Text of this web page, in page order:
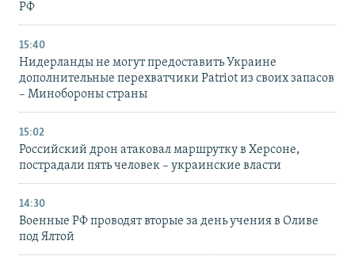
РФ
15:40
Нидерланды не могут предоставить Украине
дополнительные перехватчики Patriot из своих запасов
– Минобороны страны
15:02
Российский дрон атаковал маршрутку в Херсоне,
пострадали пять человек – украинские власти
14:30
Военные РФ проводят вторые за день учения в Оливе
под Ялтой